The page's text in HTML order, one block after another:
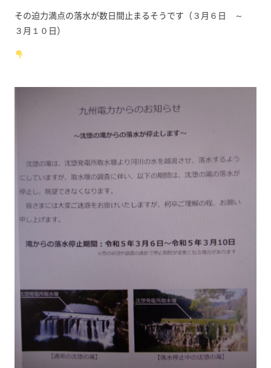
その迫力満点の落水が数日間止まるそうです（３月６日 ～
３月１０日）